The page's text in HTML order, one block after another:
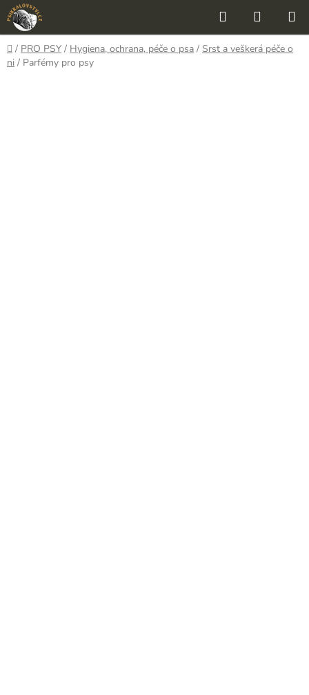
Přejít
na
obsah
Hledat
KOŠÍK
Domů
/ PRO PSY / Hygiena, ochrana, péče o psa / Srst a veškerá péče o
ni / Parfémy pro psy